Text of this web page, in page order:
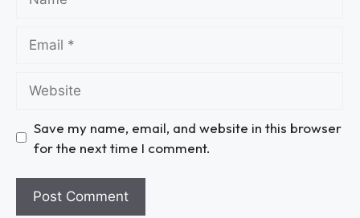
Save my name, email, and website in this browser
for the next time I comment.